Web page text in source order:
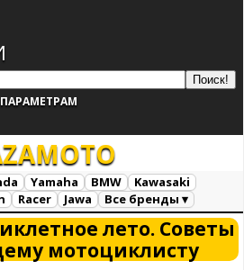
MOTO
Yamaha BMW
Kawasaki
Racer Jawa
Все бренды ▾
лето. Советы
мотоциклисту